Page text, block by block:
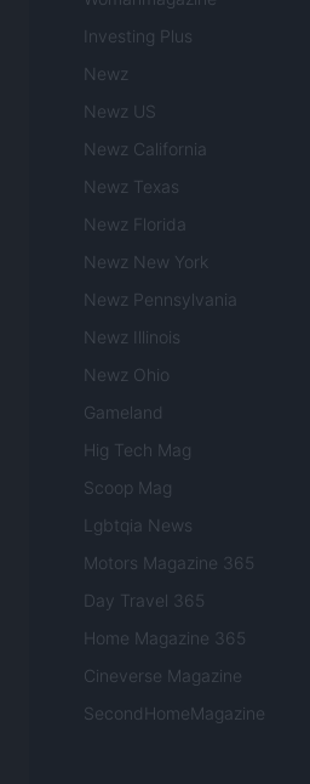
Investing Plus
Newz
Newz US
Newz California
Newz Texas
Newz Florida
Newz New York
Newz Pennsylvania
Newz Illinois
Newz Ohio
Gameland
Hig Tech Mag
Scoop Mag
Lgbtqia News
Motors Magazine 365
Day Travel 365
Home Magazine 365
Cineverse Magazine
SecondHomeMagazine